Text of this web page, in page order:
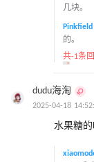
几块。
Pinkfield
的。
共-1条
dudu海淘
2025-04-18
水果糖